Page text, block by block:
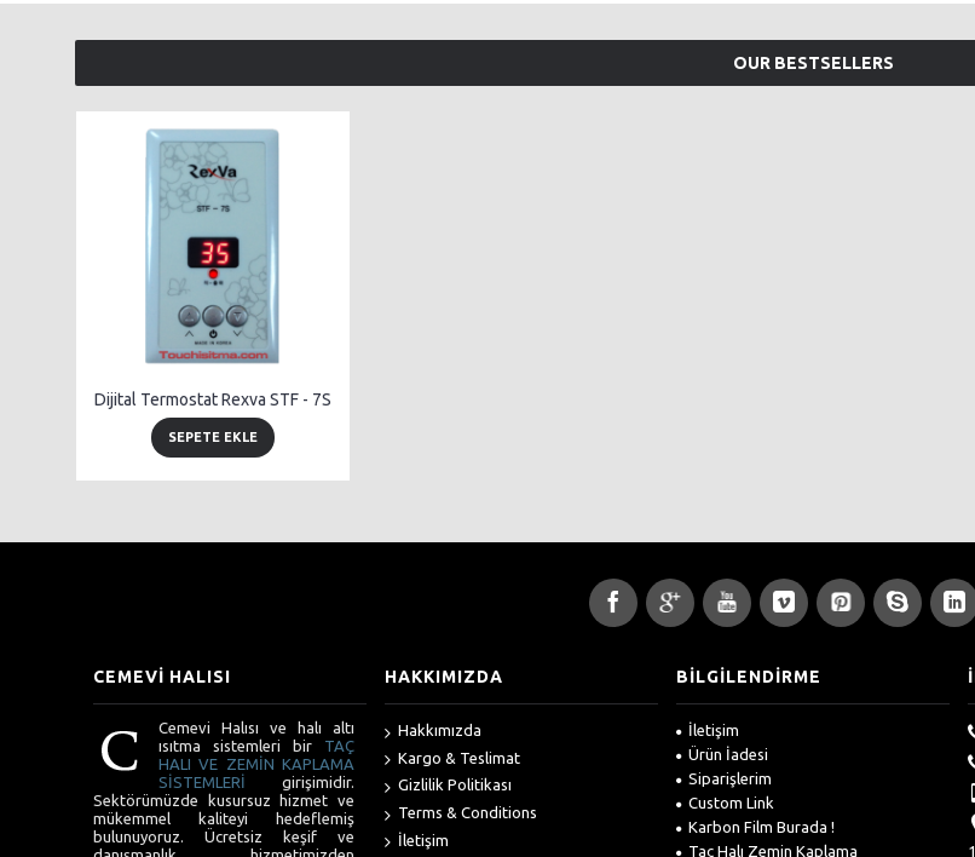
OUR BESTSELLERS
Dijital Termostat Rexva STF - 7S
SEPETE EKLE
CEMEVİ HALISI
Cemevi Halısı ve halı altı
ısıtma sistemleri bir TAÇ
HALI VE ZEMİN KAPLAMA
SİSTEMLERİ girişimidir.
Sektörümüzde kusursuz hizmet ve
mükemmel kaliteyi hedeflemiş
bulunuyoruz. Ücretsiz keşif ve
HAKKIMIZDA
Hakkımızda
Kargo & Teslimat
Gizlilik Politikası
Terms & Conditions
İletişim
BİLGİLENDİRME
İletişim
Ürün İadesi
Siparişlerim
Custom Link
Karbon Film Burada !
Taç Halı Zemin Kaplama